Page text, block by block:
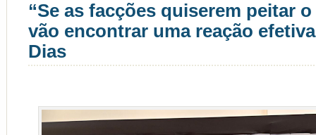
“Se as facções quiserem peitar
vão encontrar uma reação
Dias